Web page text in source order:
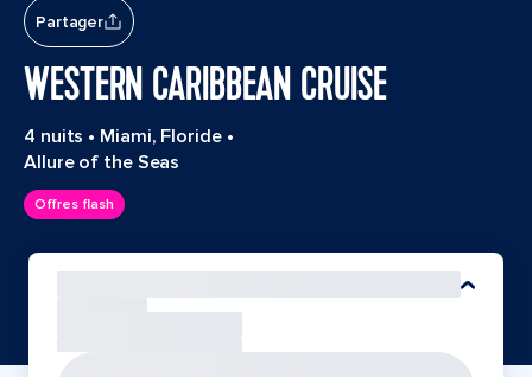
Partager
WESTERN CARIBBEAN CRUISE
4 nuits • Miami, Floride•
Allure of the Seas
Offres flash